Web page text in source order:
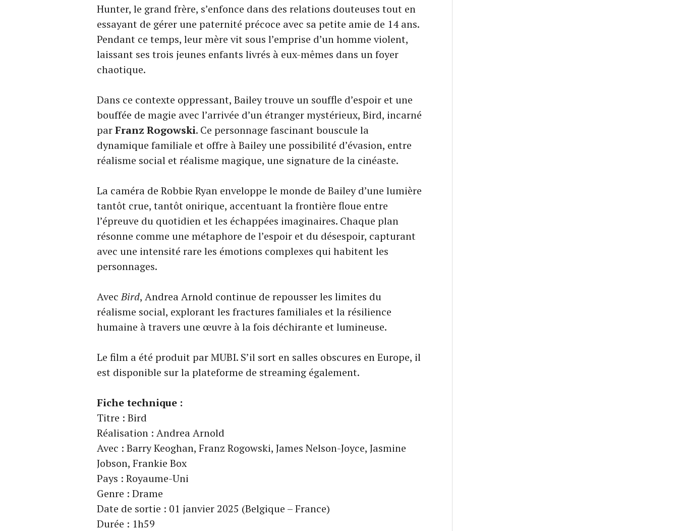
Hunter, le grand frère, s’enfonce dans des relations douteuses tout en
essayant de gérer une paternité précoce avec sa petite amie de 14 ans.
Pendant ce temps, leur mère vit sous l’emprise d’un homme violent,
laissant ses trois jeunes enfants livrés à eux-mêmes dans un foyer
chaotique.
Dans ce contexte oppressant, Bailey trouve un souffle d’espoir et une
bouffée de magie avec l’arrivée d’un étranger mystérieux, Bird, incarné
parFranz Rogowski. Ce personnage fascinant bouscule la
dynamique familiale et offre à Bailey une possibilité d’évasion, entre
réalisme social et réalisme magique, une signature de la cinéaste.
La caméra de Robbie Ryan enveloppe le monde de Bailey d’une lumière
tantôt crue, tantôt onirique, accentuant la frontière floue entre
l’épreuve du quotidien et les échappées imaginaires. Chaque plan
résonne comme une métaphore de l’espoir et du désespoir, capturant
avec une intensité rare les émotions complexes qui habitent les
personnages.
AvecBird, Andrea Arnold continue de repousser les limites du
réalisme social, explorant les fractures familiales et la résilience
humaine à travers une œuvre à la fois déchirante et lumineuse.
Le film a été produit par MUBI. S’il sort en salles obscures en Europe, il
est disponible sur la plateforme de streaming également.
Fiche technique :
Titre : Bird
Réalisation : Andrea Arnold
Avec : Barry Keoghan, Franz Rogowski, James Nelson-Joyce, Jasmine
Jobson, Frankie Box
Pays : Royaume-Uni
Genre : Drame
Date de sortie : 01 janvier 2025 (Belgique – France)
Durée : 1h59